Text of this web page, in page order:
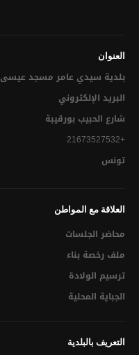
تقسيم الميداني النظافة
المجلس البلدي
أهم إنجازات البلدية
الحالة المدنية
التعريف بالإمضاء
إسناد لقب عائلي
ترسيم الولادة
العنوان
بلدية سيدي عامر مسجد عيسى‎
البريد الإلكتروني
شارع الحبيب بورقيبة
+21673527532
تونس
العلاقة مع المواطن
محاضر الجلسات
ملف رخصة بناء
ترسيم الولادة
الجباية المحلية
التعريف بالبلدية